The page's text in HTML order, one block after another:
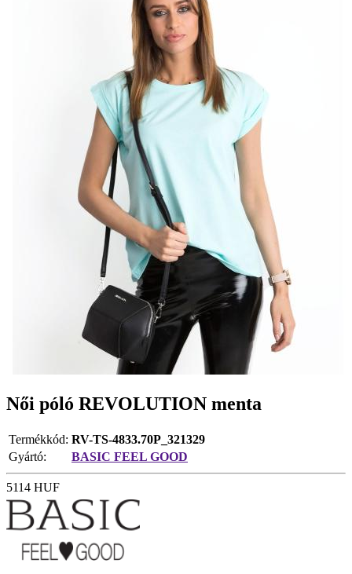
Női póló REVOLUTION menta
Termékkód: RV-TS-4833.70P_321329
Gyártó:
BASIC FEEL GOOD
5114 HUF